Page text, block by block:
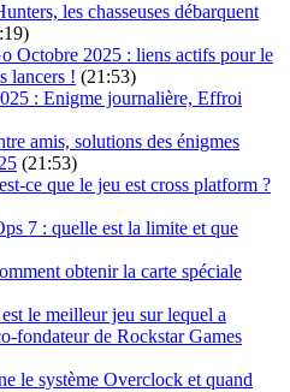
les chasseuses débarquent
Octobre 2025 : liens actifs pour le
lancers ! (21:53)
: Enigme journalière, Effroi
amis, solutions des énigmes
(21:53)
ce que le jeu est cross platform ?
7 : quelle est la limite et que
obtenir la carte spéciale
le meilleur jeu sur lequel a
fondateur de Rockstar Games
le système Overclock et quand